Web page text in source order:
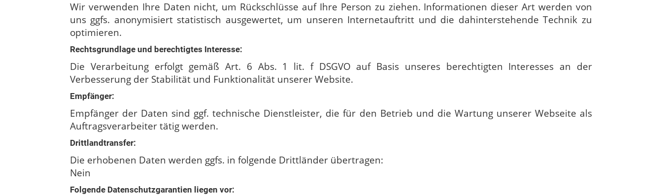
Wir verwenden Ihre Daten nicht, um Rückschlüsse auf Ihre Person zu ziehen. Informationen dieser Art werden von
uns ggfs. anonymisiert statistisch ausgewertet, um unseren Internetauftritt und die dahinterstehende Technik zu
optimieren.
Rechtsgrundlage und berechtigtes Interesse:
Die Verarbeitung erfolgt gemäß Art. 6 Abs. 1 lit. f DSGVO auf Basis unseres berechtigten Interesses an der
Verbesserung der Stabilität und Funktionalität unserer Website.
Empfänger:
Empfänger der Daten sind ggf. technische Dienstleister, die für den Betrieb und die Wartung unserer Webseite als
Auftragsverarbeiter tätig werden.
Drittlandtransfer:
Die erhobenen Daten werden ggfs. in folgende Drittländer übertragen:
Nein
Folgende Datenschutzgarantien liegen vor: